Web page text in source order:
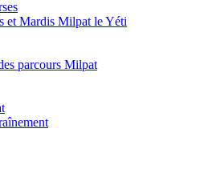
et Mardis Milpat le Yéti
parcours Milpat